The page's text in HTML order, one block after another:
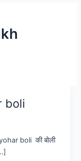
boli
boli की बोली